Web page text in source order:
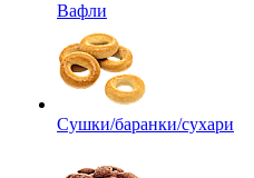
Вафли
Сушки/баранки/сухари